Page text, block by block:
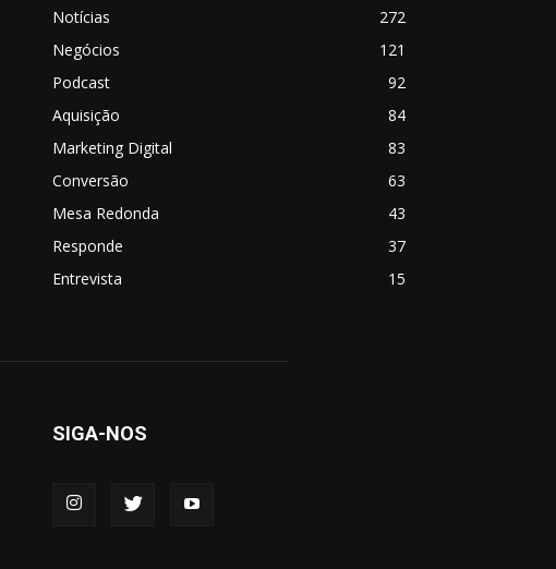
Notícias
272
Negócios
121
Podcast
92
Aquisição
84
Marketing Digital
83
Conversão
63
Mesa Redonda
43
Responde
37
Entrevista
15
SIGA-NOS